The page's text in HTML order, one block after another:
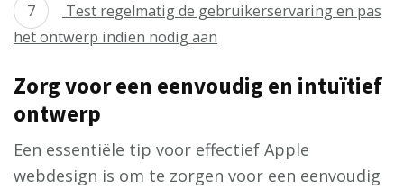
Test regelmatig de gebruikerservaring en pas
het ontwerp indien nodig aan
Zorg voor een eenvoudig en intuïtief
ontwerp
Een essentiële tip voor effectief Apple
webdesign is om te zorgen voor een eenvoudig